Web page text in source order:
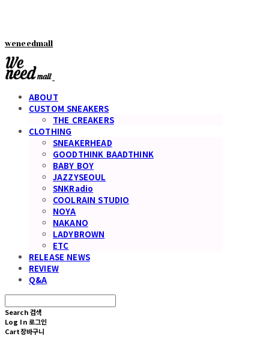
weneedmall
ABOUT
CUSTOM SNEAKERS
THE CREAKERS
CLOTHING
SNEAKERHEAD
GOODTHINK BAADTHINK
BABY BOY
JAZZYSEOUL
SNKRadio
COOLRAIN STUDIO
NOYA
NAKANO
LADYBROWN
ETC
RELEASE NEWS
REVIEW
Q&A
Search 검색
Log In 로그인
Cart장바구니